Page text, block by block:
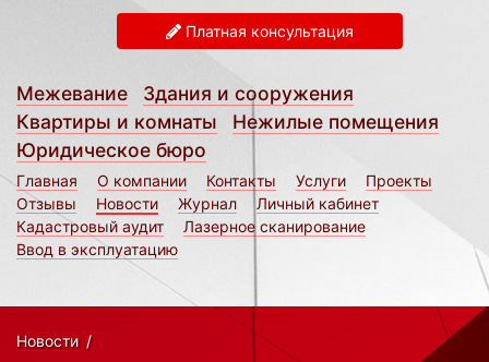
Платная консультация
Межевание
Здания и сооружения
Квартиры и комнаты
Нежилые помещения
Юридическое бюро
Главная О компании Контакты Услуги
Проекты
Отзывы
Новости Журнал
Личный кабинет
Кадастровый аудит
Лазерное сканирование
Ввод в эксплуатацию
Новости /